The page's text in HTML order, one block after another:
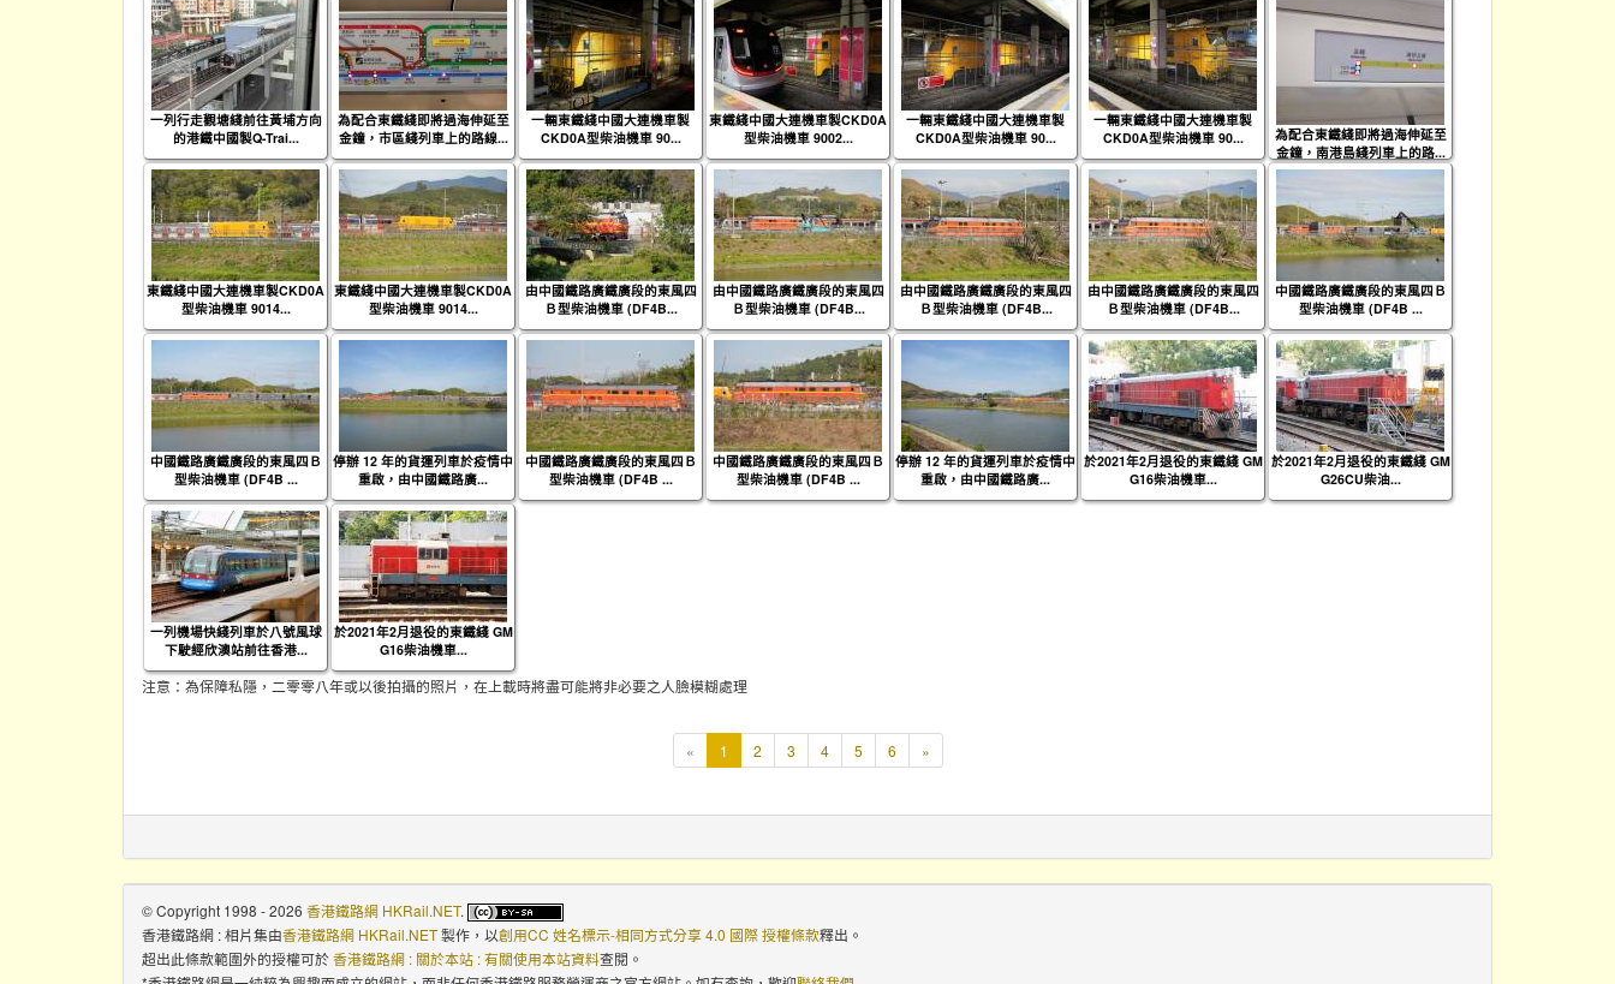
一列行走觀塘綫前往黃埔方向
的港鐵中國製Q-Trai...
為配合東鐵綫即將過海伸延至
金鐘，市區綫列車上的路線...
一輛東鐵綫中國大連機車製
CKD0A型柴油機車 90...
東鐵綫中國大連機車製CKD0A
型柴油機車 9002...
一輛東鐵綫中國大連機車製
CKD0A型柴油機車 90...
一輛東鐵綫中國大連機車製
CKD0A型柴油機車 90...
為配合東鐵綫即將過海伸延至
金鐘，南港島綫列車上的路...
東鐵綫中國大連機車製CKD0A
型柴油機車 9014...
東鐵綫中國大連機車製CKD0A
型柴油機車 9014...
由中國鐵路廣鐵廣段的東風四
Ｂ型柴油機車 (DF4B...
由中國鐵路廣鐵廣段的東風四
Ｂ型柴油機車 (DF4B...
由中國鐵路廣鐵廣段的東風四
Ｂ型柴油機車 (DF4B...
由中國鐵路廣鐵廣段的東風四
Ｂ型柴油機車 (DF4B...
中國鐵路廣鐵廣段的東風四Ｂ
型柴油機車 (DF4B ...
中國鐵路廣鐵廣段的東風四Ｂ
型柴油機車 (DF4B ...
停辦 12 年的貨運列車於疫情中
重啟，由中國鐵路廣...
中國鐵路廣鐵廣段的東風四Ｂ
型柴油機車 (DF4B ...
中國鐵路廣鐵廣段的東風四Ｂ
型柴油機車 (DF4B ...
停辦 12 年的貨運列車於疫情中
重啟，由中國鐵路廣...
於2021年2月退役的東鐵綫 GM
G16柴油機車...
於2021年2月退役的東鐵綫 GM
G26CU柴油...
一列機場快綫列車於八號風球
下駛經欣澳站前往香港...
於2021年2月退役的東鐵綫 GM
G16柴油機車...
注意：為保障私隱，二零零八年或以後拍攝的照片，在上載時將盡可能將非必要之人臉模糊處理
« 1
頁
2 3 4 5 6 »
© Copyright 1998 - 2026 香港鐵路網 HKRail.NET.
香港鐵路網 : 相片集由香港鐵路網 HKRail.NET製作，以創用CC 姓名標示-相同方式分享 4.0 國際 授權條款釋出。
超出此條款範圍外的授權可於香港鐵路網 : 關於本站 : 有關使用本站資料查閱。